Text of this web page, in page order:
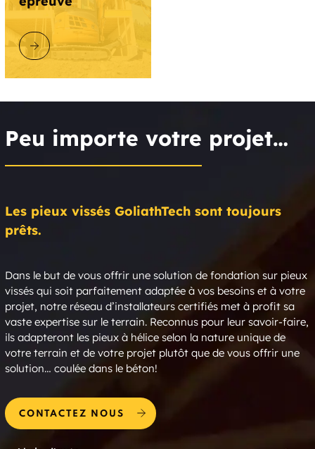
DÉCOUVRIR GOLIATHTECH
Peu importe votre projet…
Les pieux vissés GoliathTech sont toujours
prêts.
Dans le but de vous offrir une solution de fondation sur pieux
vissés qui soit parfaitement adaptée à vos besoins et à votre
projet, notre réseau d’installateurs certifiés met à profit sa
vaste expertise sur le terrain. Reconnus pour leur savoir-faire,
ils adapteront les pieux à hélice selon la nature unique de
votre terrain et de votre projet plutôt que de vous offrir une
solution… coulée dans le béton!
CONTACTEZ NOUS